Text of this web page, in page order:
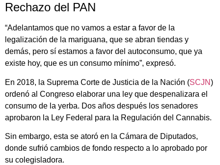
Rechazo del PAN
“Adelantamos que no vamos a estar a favor de la
legalización de la mariguana, que se abran tiendas y
demás, pero sí estamos a favor del autoconsumo, que ya
existe hoy, que es un consumo mínimo”, expresó.
En 2018, la Suprema Corte de Justicia de la Nación (SCJN)
ordenó al Congreso elaborar una ley que despenalizara el
consumo de la yerba. Dos años después los senadores
aprobaron la Ley Federal para la Regulación del Cannabis.
Sin embargo, esta se atoró en la Cámara de Diputados,
donde sufrió cambios de fondo respecto a lo aprobado por
su colegisladora.